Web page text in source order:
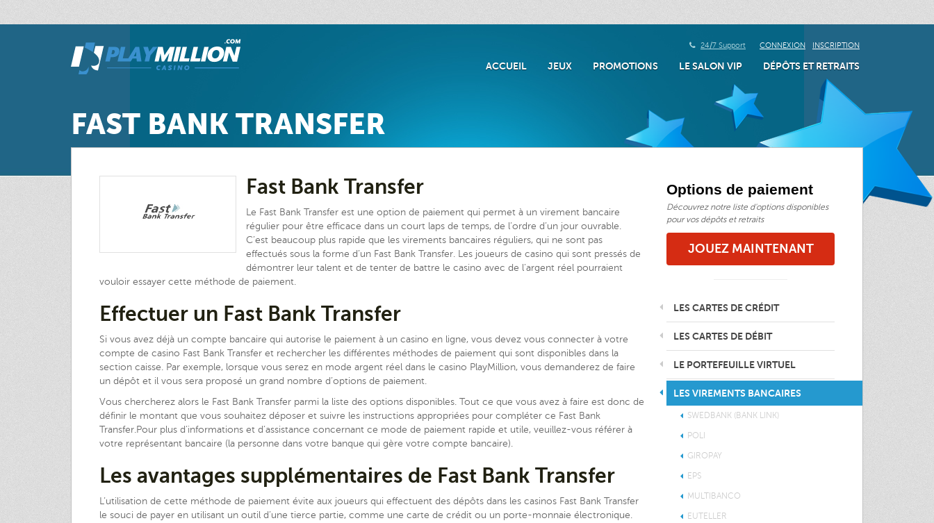
24/7 Support CONNEXION INSCRIPTION
ACCUEIL JEUX PROMOTIONS LE SALON VIP DÉPÔTS ET RETRAITS
FAST BANK TRANSFER
Fast Bank Transfer
Le Fast Bank Transfer est une option de paiement qui permet à un virement bancaire
régulier pour être efficace dans un court laps de temps, de l’ordre d’un jour ouvrable.
C’est beaucoup plus rapide que les virements bancaires réguliers, qui ne sont pas
effectués sous la forme d’un Fast Bank Transfer. Les joueurs de casino qui sont pressés de
démontrer leur talent et de tenter de battre le casino avec de l’argent réel pourraient
vouloir essayer cette méthode de paiement.
Effectuer un Fast Bank Transfer
Si vous avez déjà un compte bancaire qui autorise le paiement à un casino en ligne, vous devez vous connecter à votre
compte de casino Fast Bank Transfer et rechercher les différentes méthodes de paiement qui sont disponibles dans la
section caisse. Par exemple, lorsque vous serez en mode argent réel dans le casino PlayMillion, vous demanderez de faire
un dépôt et il vous sera proposé un grand nombre d’options de paiement.
Vous chercherez alors le Fast Bank Transfer parmi la liste des options disponibles. Tout ce que vous avez à faire est donc de
définir le montant que vous souhaitez déposer et suivre les instructions appropriées pour compléter ce Fast Bank
Transfer.Pour plus d’informations et d’assistance concernant ce mode de paiement rapide et utile, veuillez-vous référer à
votre représentant bancaire (la personne dans votre banque qui gère votre compte bancaire).
Les avantages supplémentaires de Fast Bank Transfer
L’utilisation de cette méthode de paiement évite aux joueurs qui effectuent des dépôts dans les casinos Fast Bank Transfer
le souci de payer en utilisant un outil d’une tierce partie, comme une carte de crédit ou un porte-monnaie électronique.
Options de paiement
Découvrez notre liste d'options disponibles
pour vos dépôts et retraits
JOUEZ MAINTENANT
LES CARTES DE CRÉDIT
LES CARTES DE DÉBIT
LE PORTEFEUILLE VIRTUEL
LES VIREMENTS BANCAIRES
SWEDBANK (BANK LINK)
POLI
GIROPAY
EPS
MULTIBANCO
EUTELLER